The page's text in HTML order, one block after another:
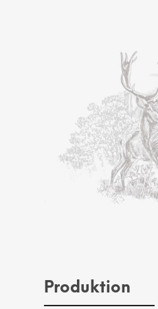
Produktion